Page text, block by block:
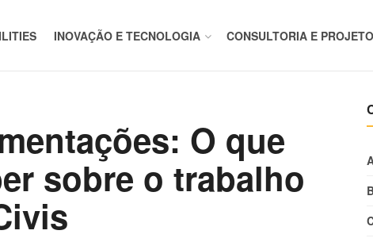
INOVAÇÃO E TECNOLOGIA CONSULTORIA E
O que
sobre o trabalho